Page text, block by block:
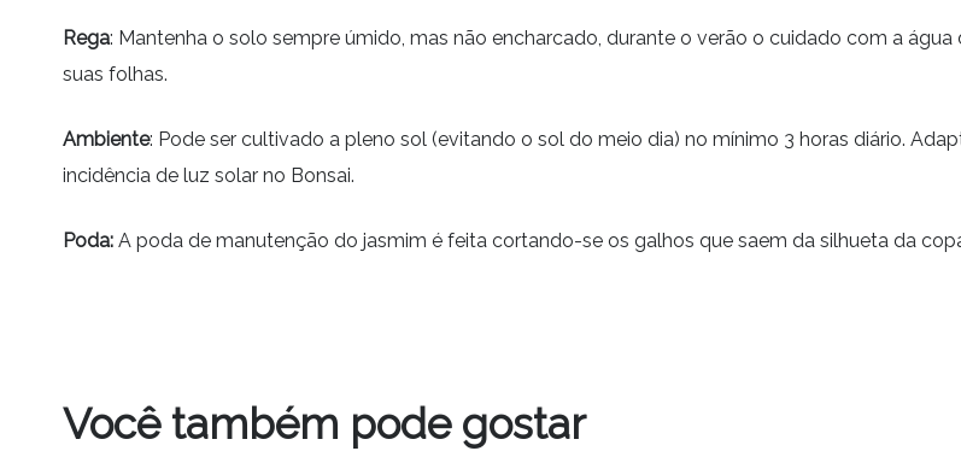
Rega: Mantenha o solo sempre úmido, mas não encharcado, durante o verão o cuidado com a
suas folhas.
Ambiente: Pode ser cultivado a pleno sol (evitando o sol do meio dia) no mínimo 3 horas diário.
incidência de luz solar no Bonsai.
Poda: A poda de manutenção do jasmim é feita cortando-se os galhos que saem da silhueta da
Você também pode gostar